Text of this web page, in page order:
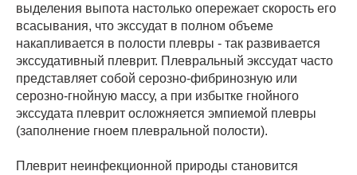
выделения выпота настолько опережает скорость его
всасывания, что экссудат в полном объеме
накапливается в полости плевры - так развивается
экссудативный плеврит. Плевральный экссудат часто
представляет собой серозно-фибринозную или
серозно-гнойную массу, а при избытке гнойного
экссудата плеврит осложняется эмпиемой плевры
(заполнение гноем плевральной полости).
Плеврит неинфекционной природы становится